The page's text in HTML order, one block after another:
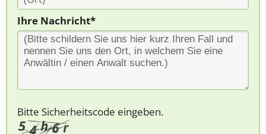
Ihre Nachricht*
Bitte Sicherheitscode eingeben.